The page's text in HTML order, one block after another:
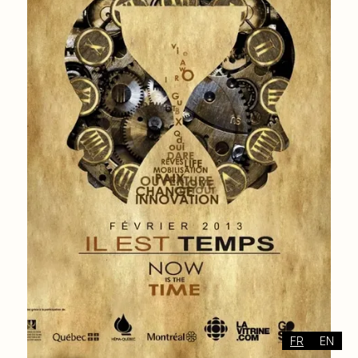
FR EN